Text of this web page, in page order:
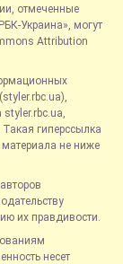
отмеченные
Украина», могут
Attribution
styler.rbc.ua,
гиперссылка
не ниже
их правдивости.
несет